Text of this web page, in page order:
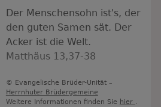
Der Menschensohn ist's, der
den guten Samen sät. Der
Acker ist die Welt.
Matthäus 13,37-38
© Evangelische Brüder-Unität –
Herrnhuter Brüdergemeine
Weitere Informationen finden Sie hier